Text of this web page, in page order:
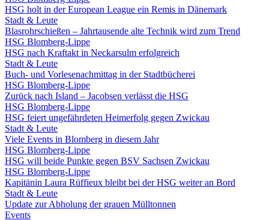
HSG holt in der European League ein Remis in Dänemark
Stadt & Leute
Blasrohrschießen – Jahrtausende alte Technik wird zum Trend
HSG Blomberg-Lippe
HSG nach Kraftakt in Neckarsulm erfolgreich
Stadt & Leute
Buch- und Vorlesenachmittag in der Stadtbücherei
HSG Blomberg-Lippe
Zurück nach Island – Jacobsen verlässt die HSG
HSG Blomberg-Lippe
HSG feiert ungefährdeten Heimerfolg gegen Zwickau
Stadt & Leute
Viele Events in Blomberg in diesem Jahr
HSG Blomberg-Lippe
HSG will beide Punkte gegen BSV Sachsen Zwickau
HSG Blomberg-Lippe
Kapitänin Laura Rüffieux bleibt bei der HSG weiter an Bord
Stadt & Leute
Update zur Abholung der grauen Mülltonnen
Events